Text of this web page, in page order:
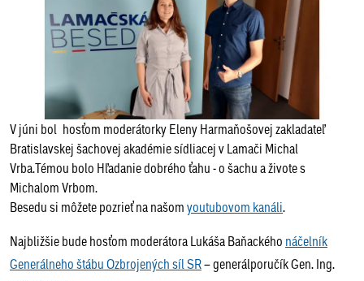
V júni bol hosťom moderátorky Eleny Harmaňošovej zakladateľ
Bratislavskej šachovej akadémie sídliacej v Lamači Michal
Vrba.Témou bolo Hľadanie dobrého ťahu - o šachu a živote s
Michalom Vrbom.
Besedu si môžete pozrieť na našomyoutubovom kanáli.
Najbližšie bude hosťom moderátora Lukáša Baňackého náčelník
Generálneho štábu Ozbrojených síl SR– generálporučík Gen. Ing.